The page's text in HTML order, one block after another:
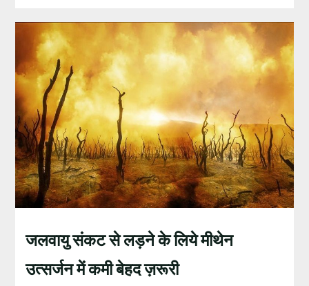
जलवायु संकट से लड़ने के लिये मीथेन
उत्‍सर्जन में कमी बेहद ज़रूरी